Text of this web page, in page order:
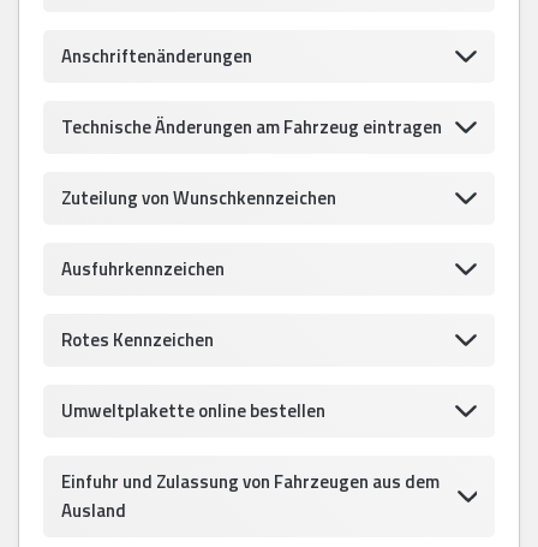
Anschriftenänderungen
Technische Änderungen am Fahrzeug eintragen
Zuteilung von Wunschkennzeichen
Ausfuhrkennzeichen
Rotes Kennzeichen
Umweltplakette online bestellen
Einfuhr und Zulassung von Fahrzeugen aus dem
Ausland